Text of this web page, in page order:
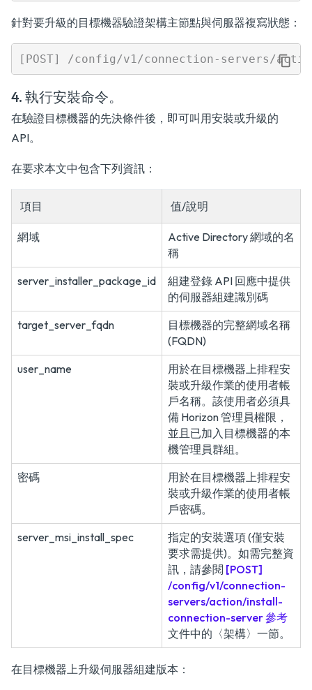
針對要升級的目標機器驗證架構主節點與伺服器複寫狀態：
4. 執行安裝命令。
在驗證目標機器的先決條件後，即可叫用安裝或升級的
API。
在要求本文中包含下列資訊：
項目 值/說明
網域
Active Directory 網域的名
稱
server_installer_package_id
組建登錄 API 回應中提供
的伺服器組建識別碼
target_server_fqdn
目標機器的完整網域名稱
(FQDN)
user_name
用於在目標機器上排程安
裝或升級作業的使用者帳
戶名稱。該使用者必須具
備 Horizon 管理員權限，
並且已加入目標機器的本
機管理員群組。
密碼
用於在目標機器上排程安
裝或升級作業的使用者帳
戶密碼。
server_msi_install_spec
指定的安裝選項 (僅安裝
要求需提供)。如需完整資
訊，請參閱 [POST]
/config/v1/connection-
servers/action/install-
connection-server 參考
文件中的〈架構〉一節。
在目標機器上升級伺服器組建版本：